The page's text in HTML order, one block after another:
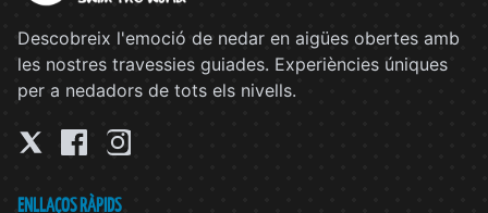
Descobreix l'emoció de nedar en aigües obertes amb
les nostres travessies guiades. Experiències úniques
per a nedadors de tots els nivells.
ENLLAÇOS RÀPIDS